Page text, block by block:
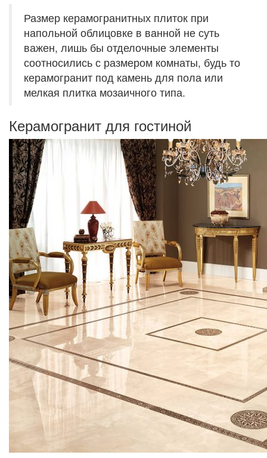
Размер керамогранитных плиток при
напольной облицовке в ванной не суть
важен, лишь бы отделочные элементы
соотносились с размером комнаты, будь то
керамогранит под камень для пола или
мелкая плитка мозаичного типа.
Керамогранит для гостиной